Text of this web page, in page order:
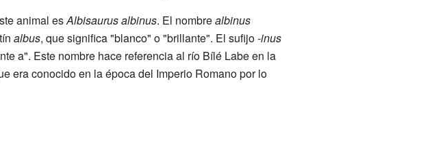
animal esAlbisaurus albinus. El nombrealbinus
albus, que significa "blanco" o "brillante". El sufijo-inus
a". Este nombre hace referencia al río Bílé Labe en la
era conocido en la época del Imperio Romano por lo